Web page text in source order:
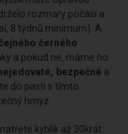
rozmary počasí a
8 týdnů minimum). A
černého
a pokud ne, máme ho
bezpečné a
do pasti s tímto
hmyz.
kyblík až 30krát.